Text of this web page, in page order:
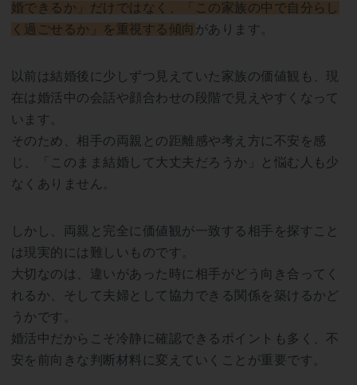
婚できるか」だけではなく、「この家族の中で自分らし
く過ごせるか」を重視する傾向 があります。
以前は結婚後に少しずつ見えていた家族の価値観も、現
在は婚活中の会話や顔合わせの段階で見えやすくなって
います。
そのため、相手の両親との距離感や考え方に不安を感
じ、「このまま結婚して大丈夫だろうか」と悩む人も少
なくありません。
しかし、両親と完全に価値観が一致する相手を探すこと
は現実的には難しいものです。
大切なのは、違いがあった時に相手がどう向き合ってく
れるか、そして夫婦として協力できる関係を築けるかど
うかです。
婚活中だからこそ冷静に確認できるポイントも多く、不
安を前向きな判断材料に変えていくことが重要です。